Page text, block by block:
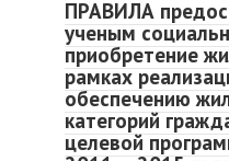
ПРАВИЛА
ученым
приобретение
рамках
обеспечению
категорий
целевой